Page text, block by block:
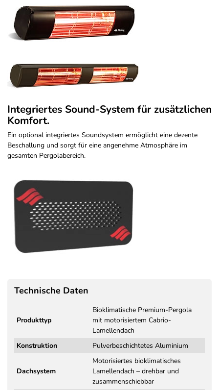
Integriertes Sound-System für zusätzlichen
Komfort.
Ein optional integriertes Soundsystem ermöglicht eine dezente
Beschallung und sorgt für eine angenehme Atmosphäre im
gesamten Pergolabereich.
Technische Daten
Produkttyp
Bioklimatische Premium-Pergola
mit motorisiertem Cabrio-
Lamellendach
Konstruktion
Pulverbeschichtetes Aluminium
Dachsystem
Motorisiertes bioklimatisches
Lamellendach – drehbar und
zusammenschiebbar